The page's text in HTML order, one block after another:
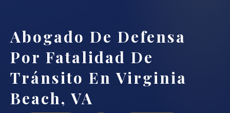
Abogado De Defensa
Por Fatalidad De
Tránsito En Virginia
Beach, VA